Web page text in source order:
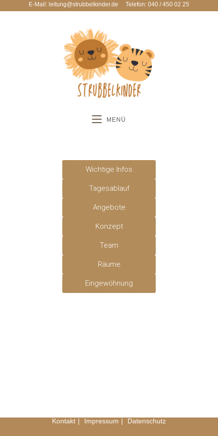
E-Mail: leitung@strubbelkinder.de Telefon: 040 / 450 02 25
MENÜ
Wichtige Infos
Tagesablauf
Angebote
Konzept
Team
Räume
Eingewöhnung
Kontakt Impressum Datenschutz